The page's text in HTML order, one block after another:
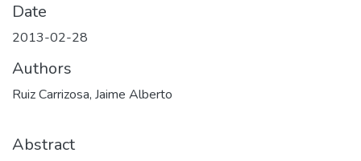
Date
2013-02-28
Authors
Ruiz Carrizosa, Jaime Alberto
Abstract